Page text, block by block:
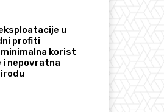
u
profiti
minimalna korist
i nepovratna